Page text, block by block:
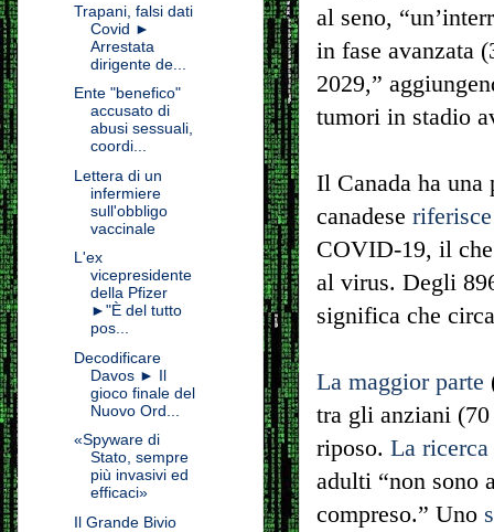
al seno,
in fase avanzata
2029,”
tumori in stadio
Il Canada ha
canadese
COVID-19, il che
al virus. Degli
significa che
La maggior parte
tra gli anziani
riposo. La
adulti “non sono
compreso.” Uno
Trapani, falsi dati
Covid ►
Arrestata
dirigente de...
Ente "benefico"
accusato di
abusi sessuali,
coordi...
Lettera di un
infermiere
sull'obbligo
vaccinale
L'ex
vicepresidente
della Pfizer
►"È del tutto
pos...
Decodificare
Davos ► Il
gioco finale del
Nuovo Ord...
«Spyware di
Stato, sempre
più invasivi ed
efficaci»
Il Grande Bivio